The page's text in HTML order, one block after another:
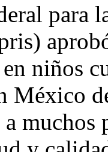
para
niños
México
muchos